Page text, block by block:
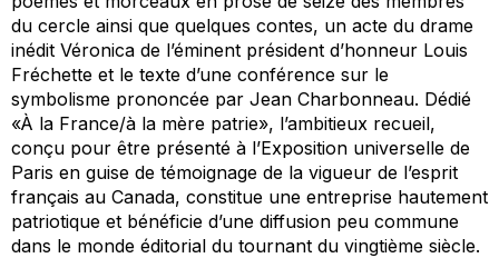
du cercle ainsi que quelques contes, un acte du drame
inédit Véronica de l’éminent président d’honneur Louis
Fréchette et le texte d’une conférence sur le
symbolisme prononcée par Jean Charbonneau. Dédié
«À la France/à la mère patrie», l’ambitieux recueil,
conçu pour être présenté à l’Exposition universelle de
Paris en guise de témoignage de la vigueur de l’esprit
français au Canada, constitue une entreprise hautement
patriotique et bénéficie d’une diffusion peu commune
dans le monde éditorial du tournant du vingtième siècle.